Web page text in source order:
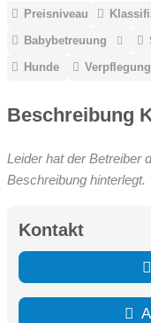
Preisniveau
Babybetreuung
Hunde
Verpflegung
Beschreibung
Leider hat der Betreiber
Beschreibung hinterlegt.
Kontakt